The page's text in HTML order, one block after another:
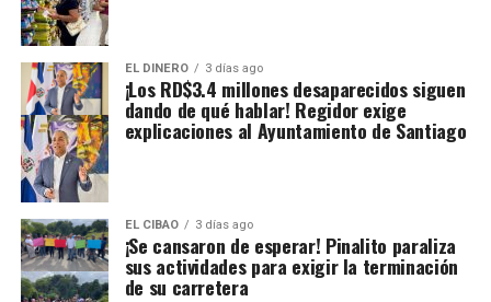
EL DINERO 3 días ago
¡Los RD$3.4 millones desaparecidos siguen
dando de qué hablar! Regidor exige
explicaciones al Ayuntamiento de Santiago
EL CIBAO 3 días ago
¡Se cansaron de esperar! Pinalito paraliza
sus actividades para exigir la terminación
de su carretera